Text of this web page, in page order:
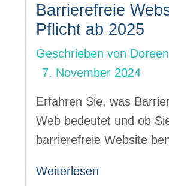
Barrierefreie
Pflicht ab 2025
Geschrieben von
7. November 2024
Erfahren Sie, was
Web bedeutet und ob
barrierefreie Website
Weiterlesen